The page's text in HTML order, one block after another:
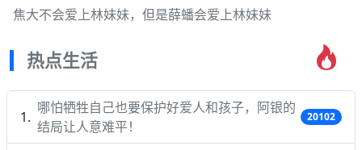
焦大不会爱上林妹妹，但是薛蟠会爱上林妹妹
热点生活
哪怕牺牲自己也要保护好爱人和孩子，阿银的
结局让人意难平！
20102